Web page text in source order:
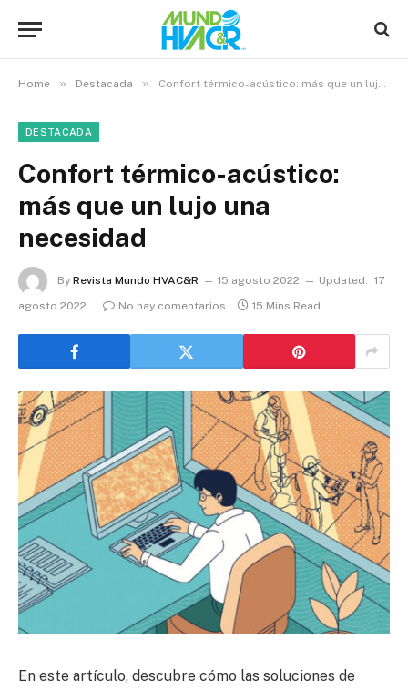
Home » Destacada » Confort térmico-acústico: más que un lujo una necesidad
DESTACADA
Confort térmico-acústico:
más que un lujo una
necesidad
By Revista Mundo HVAC&R 15 agosto 2022 Updated: 17
agosto 2022
No hay comentarios 15 Mins Read
En este artículo, descubre cómo las soluciones de